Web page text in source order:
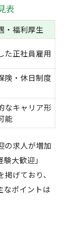
表
・福利厚生
た正社員雇用
険・休日制度
なキャリア形
能
の求人が増加
大歓迎」
げており、
なポイントは